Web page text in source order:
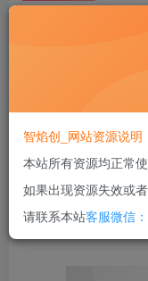
此内容为付费资源，
您
智焰创_网站资源说明
本站所有资源均正常
如果出现资源失效或
请联系本站客服微信